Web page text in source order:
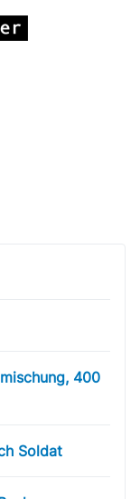
400
Soldat